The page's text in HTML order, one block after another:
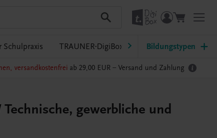
Schulpraxis TRAUNER-DigiBox Lehrer/innen-Service
Bildungstypen
versandkostenfrei ab 29,00 EUR – Versand und Zahlung
gewerbliche und